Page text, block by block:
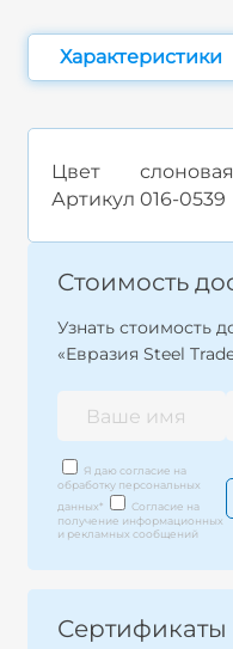
Характеристики
Цвет
Артикул 016-0539
Стоимость
Узнать стоимость
«Евразия Steel
Я даю согласие на
обработку персональных
данных*
Согласие на
получение информационных
и рекламных сообщений
Сертификаты